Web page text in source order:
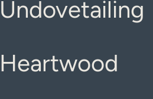
Undovetailing
Heartwood